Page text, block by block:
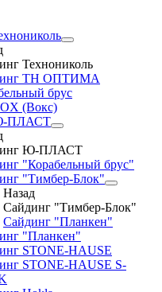
Технониколь
ТН ОПТИМА
брус
(Вокс)
ПЛАСТ
Ю-ПЛАСТ
"Корабельный брус"
"Тимбер-Блок"
Назад
Сайдинг "Тимбер-Блок"
Сайдинг "Планкен"
"Планкен"
STONE-HAUSE
STONE-HAUSE S-